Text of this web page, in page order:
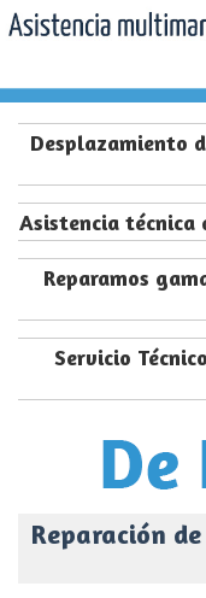
Desplazamiento
Asistencia técnica
Reparamos
Servicio
Reparación